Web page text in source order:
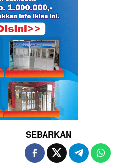
SEBARKAN